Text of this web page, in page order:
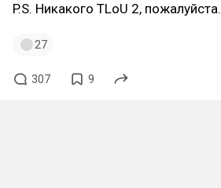
P.S. Никакого TLoU 2, пожалуйста.
27
307 9